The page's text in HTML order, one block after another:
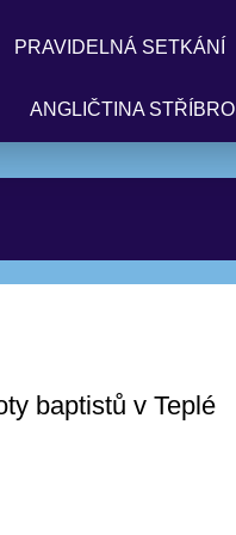
PRAVIDELNÁ SETKÁNÍ
ANGLIČTINA STŘÍBRO
baptistů v Teplé